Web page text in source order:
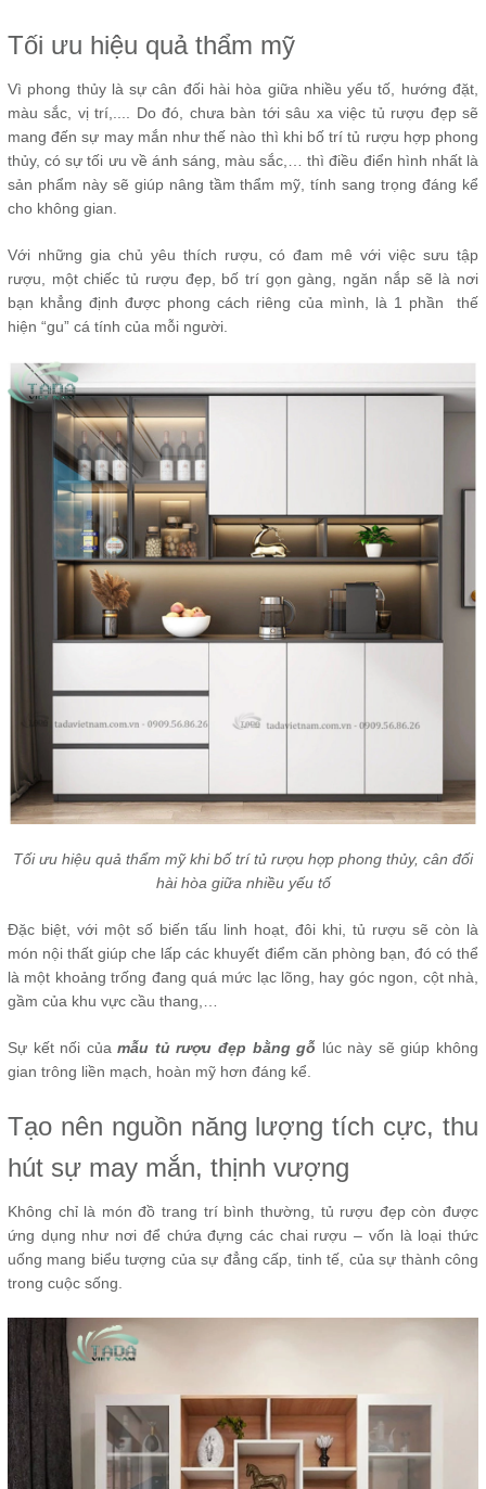
Tối ưu hiệu quả thẩm mỹ
Vì phong thủy là sự cân đối hài hòa giữa nhiều yếu tố, hướng đặt,
màu sắc, vị trí,.... Do đó, chưa bàn tới sâu xa việc tủ rượu đẹp sẽ
mang đến sự may mắn như thế nào thì khi bố trí tủ rượu hợp phong
thủy, có sự tối ưu về ánh sáng, màu sắc,… thì điều điển hình nhất là
sản phẩm này sẽ giúp nâng tầm thẩm mỹ, tính sang trọng đáng kể
cho không gian.
Với những gia chủ yêu thích rượu, có đam mê với việc sưu tập
rượu, một chiếc tủ rượu đẹp, bố trí gọn gàng, ngăn nắp sẽ là nơi
bạn khẳng định được phong cách riêng của mình, là 1 phần thế
hiện “gu” cá tính của mỗi người.
Tối ưu hiệu quả thẩm mỹ khi bố trí tủ rượu hợp phong thủy, cân đối
hài hòa giữa nhiều yếu tố
Đặc biệt, với một số biến tấu linh hoạt, đôi khi, tủ rượu sẽ còn là
món nội thất giúp che lấp các khuyết điểm căn phòng bạn, đó có thể
là một khoảng trống đang quá mức lạc lõng, hay góc ngon, cột nhà,
gầm của khu vực cầu thang,…
Sự kết nối củamẫu tủ rượu đẹp bằng gỗ lúc này sẽ giúp không
gian trông liền mạch, hoàn mỹ hơn đáng kể.
Tạo nên nguồn năng lượng tích cực, thu
hút sự may mắn, thịnh vượng
Không chỉ là món đồ trang trí bình thường, tủ rượu đẹp còn được
ứng dụng như nơi để chứa đựng các chai rượu – vốn là loại thức
uống mang biểu tượng của sự đẳng cấp, tinh tế, của sự thành công
trong cuộc sống.